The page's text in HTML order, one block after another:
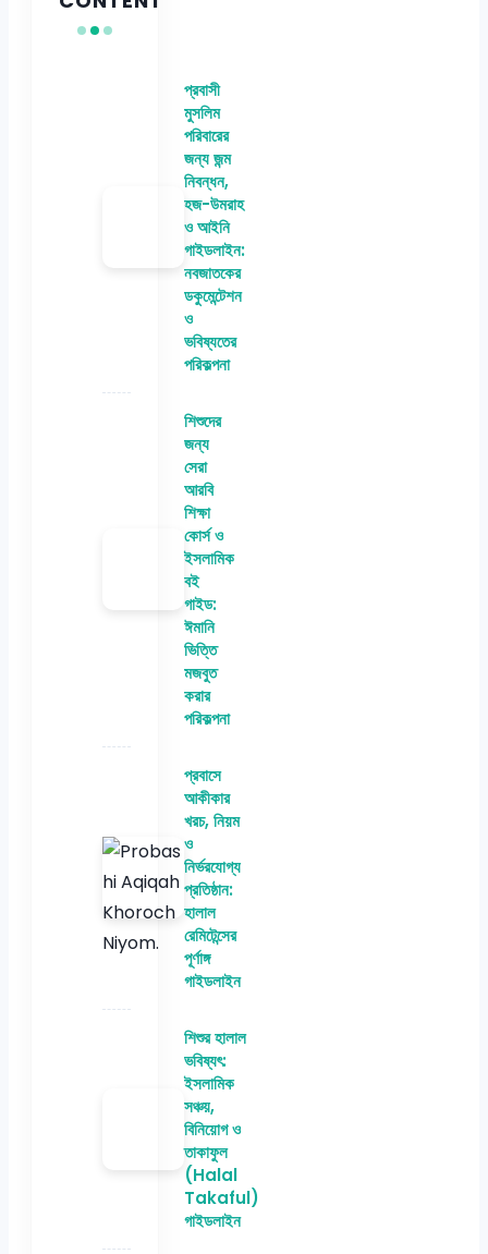
প্রবাসী
মুসলিম
পরিবারের
জন্য জন্ম
নিবন্ধন,
হজ-উমরাহ
ও আইনি
গাইডলাইন:
নবজাতকের
ডকুমেন্টেশন
ও
ভবিষ্যতের
পরিকল্পনা
শিশুদের
জন্য
সেরা
আরবি
শিক্ষা
কোর্স ও
ইসলামিক
বই
গাইড:
ঈমানি
ভিত্তি
মজবুত
করার
পরিকল্পনা
প্রবাসে
আকীকার
খরচ, নিয়ম
ও
নির্ভরযোগ্য
প্রতিষ্ঠান:
হালাল
রেমিটেন্সের
পূর্ণাঙ্গ
গাইডলাইন
শিশুর হালাল
ভবিষ্যৎ:
ইসলামিক
সঞ্চয়,
বিনিয়োগ ও
তাকাফুল
(Halal
Takaful)
গাইডলাইন